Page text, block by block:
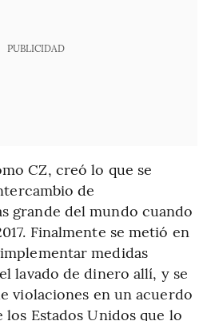
PUBLICIDAD
CZ, creó lo que se
de
grande del mundo cuando
Finalmente se metió en
medidas
lavado de dinero allí, y se
violaciones en un acuerdo
Estados Unidos que lo